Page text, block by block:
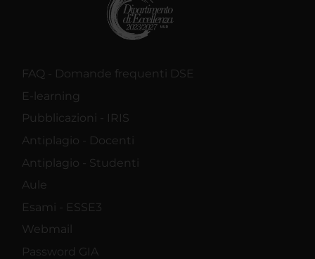
FAQ - Domande frequenti DSE
E-learning
Pubblicazioni - IRIS
Antiplagio - Docenti
Antiplagio - Studenti
Aule
Esami - ESSE3
Webmail
Password GIA